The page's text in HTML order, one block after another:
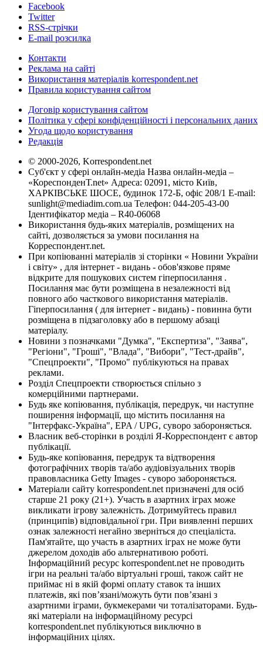
Facebook
Twitter
RSS-стрічки
E-mail розсилка
Контакти
Реклама на сайті
Використання матеріалів korrespondent.net
Правила користування сайтом
Договір користування сайтом
Політика у сфері конфіденційності і персональних даних
Угода щодо користування
Редакція
© 2000-2026, Korrespondent.net
Суб'єкт у сфері онлайн-медіа Назва онлайн-медіа –
«КореспонденТ.net» Адреса: 02091, місто Київ,
ХАРКІВСЬКЕ ШОСЕ, будинок 172-Б, офіс 208/1 E-mail:
sunlight@mediadim.com.ua Телефон: 044-205-43-00
Ідентифікатор медіа – R40-06068
Використання будь-яких матеріалів, розміщених на
сайті, дозволяється за умови посилання на
Корреспондент.net.
При копіюванні матеріалів зі сторінки « Новини України
і світу» , для інтернет - видань - обов'язкове пряме
відкрите для пошукових систем гіперпосилання .
Посилання має бути розміщена в незалежності від
повного або часткового використання матеріалів.
Гіперпосилання ( для інтернет - видань) - повинна бути
розміщена в підзаголовку або в першому абзаці
матеріалу.
Новини з позначками "Думка", "Експертиза", "Заява",
"Регіони", "Гроші", "Влада", "Вибори", "Тест-драйв",
"Спецпроекти", "Промо" публікуються на правах
реклами.
Розділ Спецпроекти створюється спільно з
комерційними партнерами.
Будь яке копіювання, публікація, передрук, чи наступне
поширення інформації, що містить посилання на
"Інтерфакс-Україна", EPA / UPG, суворо забороняється.
Власник веб-сторінки в розділі Я-Корреспондент є автор
публікації.
Будь-яке копіювання, передрук та відтворення
фотографічних творів та/або аудіовізуальних творів
правовласника Getty Images - суворо забороняється.
Матеріали сайту korrespondent.net призначені для осіб
старше 21 року (21+). Участь в азартних іграх може
викликати ігрову залежність. Дотримуйтесь правил
(принципів) відповідальної гри. При виявленні перших
ознак залежності негайно зверніться до спеціаліста.
Пам'ятайте, що участь в азартних іграх не може бути
джерелом доходів або альтернативою роботі.
Інформаційний ресурс korrespondent.net не проводить
ігри на реальні та/або віртуальні гроші, також сайт не
приймає ні в якій формі оплату ставок та інших
платежів, які пов’язані/можуть бути пов’язані з
азартними іграми, букмекерами чи тоталізаторами. Будь-
які матеріали на інформаційному ресурсі
korrespondent.net публікуються виключно в
інформаційних цілях.